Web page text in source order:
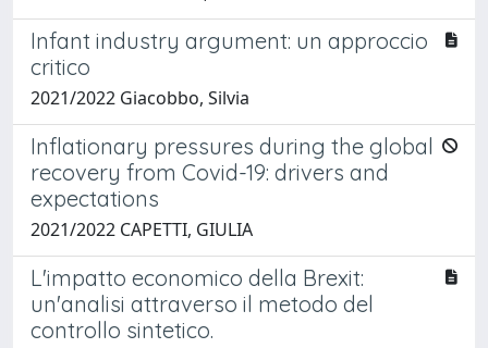
Infant industry argument: un approccio
critico
2021/2022 Giacobbo, Silvia
Inflationary pressures during the global
recovery from Covid-19: drivers and
expectations
2021/2022 CAPETTI, GIULIA
L'impatto economico della Brexit:
un'analisi attraverso il metodo del
controllo sintetico.